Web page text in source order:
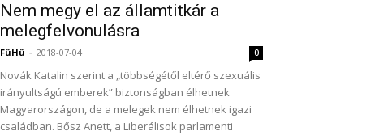
Nem megy el az államtitkár a
melegfelvonulásra
FüHü - 2018-07-04 0
Novák Katalin szerint a „többségétől eltérő szexuális
irányultságú emberek” biztonságban élhetnek
Magyarországon, de a melegek nem élhetnek igazi
családban. Bősz Anett, a Liberálisok parlamenti